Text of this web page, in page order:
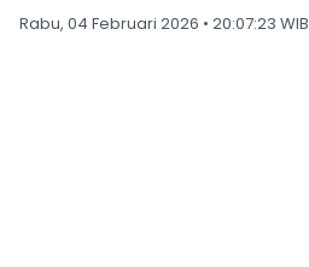
Rabu, 04 Februari 2026 • 20:07:23 WIB